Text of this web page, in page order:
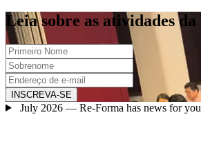
Leia sobre as atividades
INSCREVA-SE
July 2026 — Re-Forma has news for you